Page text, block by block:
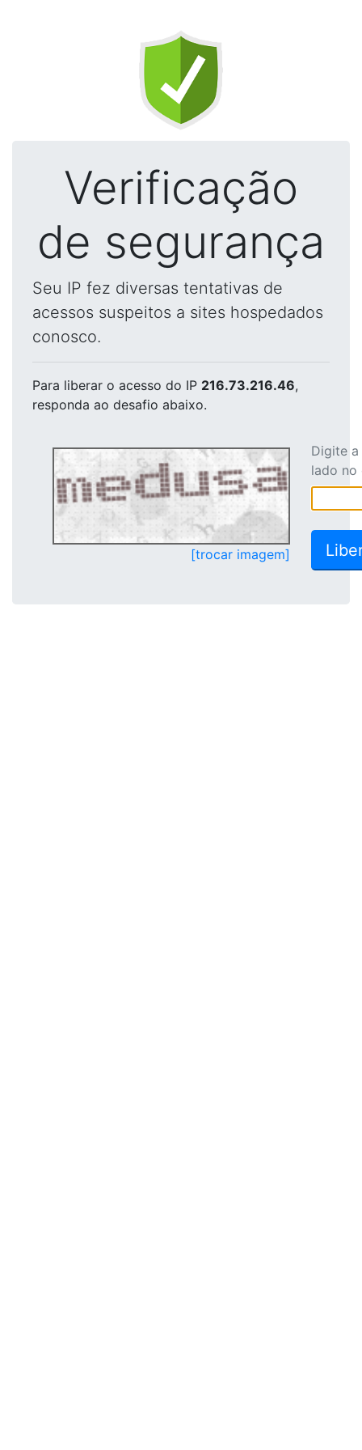
Verificação
de segurança
Seu IP fez diversas tentativas de
acessos suspeitos a sites hospedados
conosco.
Para liberar o acesso do IP 216.73.216.46,
responda ao desafio abaixo.
[trocar imagem]
Digite
lado no